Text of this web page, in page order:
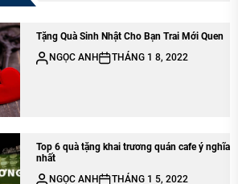
Tặng Quà Sinh Nhật Cho Bạn Trai Mới Quen
NGỌC ANH
THÁNG 1 8, 2022
Top 6 quà tặng khai trương quán cafe ý nghĩa
nhất
NGỌC ANH
THÁNG 1 5, 2022